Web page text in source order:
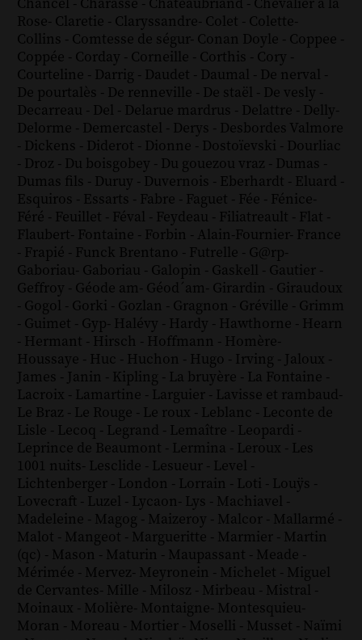
Chancel - Charasse - Chateaubriand - Chevalier à la
Rose- Claretie - Claryssandre- Colet - Colette-
Collins - Comtesse de ségur- Conan Doyle - Coppee -
Coppée - Corday - Corneille - Corthis - Cory -
Courteline - Darrig - Daudet - Daumal - De nerval -
De pourtalès - De renneville - De staël - De vesly -
Decarreau - Del - Delarue mardrus - Delattre - Delly-
Delorme - Demercastel - Derys - Desbordes Valmore
- Dickens - Diderot - Dionne - Dostoïevski - Dourliac
- Droz - Du boisgobey - Du gouezou vraz - Dumas -
Dumas fils - Duruy - Duvernois - Eberhardt - Eluard -
Esquiros - Essarts - Fabre - Faguet - Fée - Fénice-
Féré - Feuillet - Féval - Feydeau - Filiatreault - Flat -
Flaubert- Fontaine - Forbin - Alain-Fournier- France
- Frapié - Funck Brentano - Futrelle - G@rp-
Gaboriau- Gaboriau - Galopin - Gaskell - Gautier -
Geffroy - Géode am- Géod´am- Girardin - Giraudoux
- Gogol - Gorki - Gozlan - Gragnon - Gréville - Grimm
- Guimet - Gyp- Halévy - Hardy - Hawthorne - Hearn
- Hermant - Hirsch - Hoffmann - Homère-
Houssaye - Huc - Huchon - Hugo - Irving - Jaloux -
James - Janin - Kipling - La bruyère - La Fontaine -
Lacroix - Lamartine - Larguier - Lavisse et rambaud-
Le Braz - Le Rouge - Le roux - Leblanc - Leconte de
Lisle - Lecoq - Legrand - Lemaître - Leopardi -
Leprince de Beaumont - Lermina - Leroux - Les
1001 nuits- Lesclide - Lesueur - Level -
Lichtenberger - London - Lorrain - Loti - Louÿs -
Lovecraft - Luzel - Lycaon- Lys - Machiavel -
Madeleine - Magog - Maizeroy - Malcor - Mallarmé -
Malot - Mangeot - Margueritte - Marmier - Martin
(qc) - Mason - Maturin - Maupassant - Meade -
Mérimée - Mervez- Meyronein - Michelet - Miguel
de Cervantes- Mille - Milosz - Mirbeau - Mistral -
Moinaux - Molière- Montaigne- Montesquieu-
Moran - Moreau - Mortier - Moselli - Musset - Naïmi